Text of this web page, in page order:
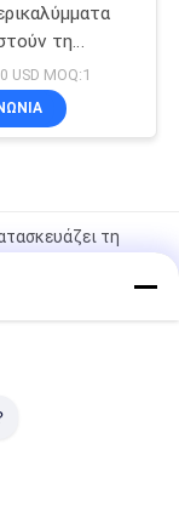
τη
αυτόματο
USD MOQ:1
τη
πλήρως
Corn Tortilla